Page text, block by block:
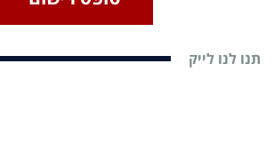
תנו לנו לייק